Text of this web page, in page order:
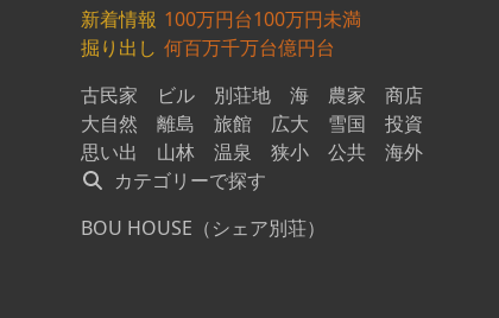
新着情報 100万円台100万円未満
掘り出し 何百万千万台億円台
古民家
ビル 別荘地 海 農家
商店
大自然
離島 旅館 広大 雪国
投資
思い出
山林 温泉 狭小 公共
海外
カテゴリーで探す
BOU HOUSE（シェア別荘）